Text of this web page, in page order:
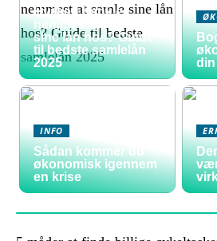
Hvilken bank er
nemmest at samle
sine lån hos? Guide
til bedste samlelån
2025
INFO
Sådan kommer du
økonomisk igennem
en krise